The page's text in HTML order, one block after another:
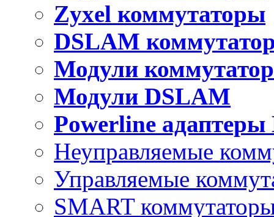
Zyxel коммутаторы
DSLAM
Модули
Модули DSLAM
Powerline адаптеры
Неуправляемые
Управляемые
SMART